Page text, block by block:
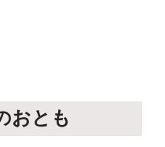
おとも